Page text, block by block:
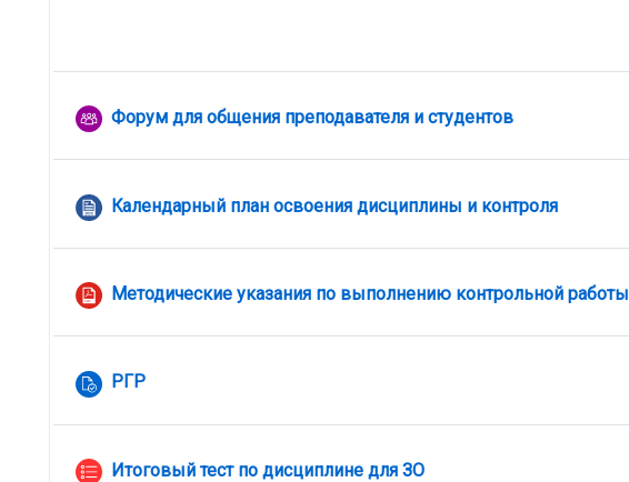
Форум для общения преподавателя и студентов
Календарный план освоения дисциплины и контроля
Файл
Методические указания по выполнению контрольной работы
Файл
РГР
Задание
Итоговый тест по дисциплине для ЗО